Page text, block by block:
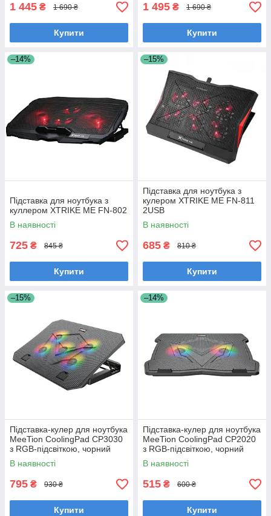
1 445 ₴ 1 690 ₴
Купити
1 495 ₴ 1 690 ₴
Купити
–14%
Підставка для ноутбука з
куллером XTRIKE ME FN-802
В наявності
725 ₴ 845 ₴
Купити
–15%
Підставка для ноутбука з
кулером XTRIKE ME FN-811
2USB
В наявності
685 ₴ 810 ₴
Купити
–15%
Підставка-кулер для ноутбука
MeeTion CoolingPad CP3030
з RGB-підсвіткою, чорний
В наявності
795 ₴ 930 ₴
Купити
–14%
Підставка-кулер для ноутбука
MeeTion CoolingPad CP2020
з RGB-підсвіткою, чорний
В наявності
515 ₴ 600 ₴
Купити